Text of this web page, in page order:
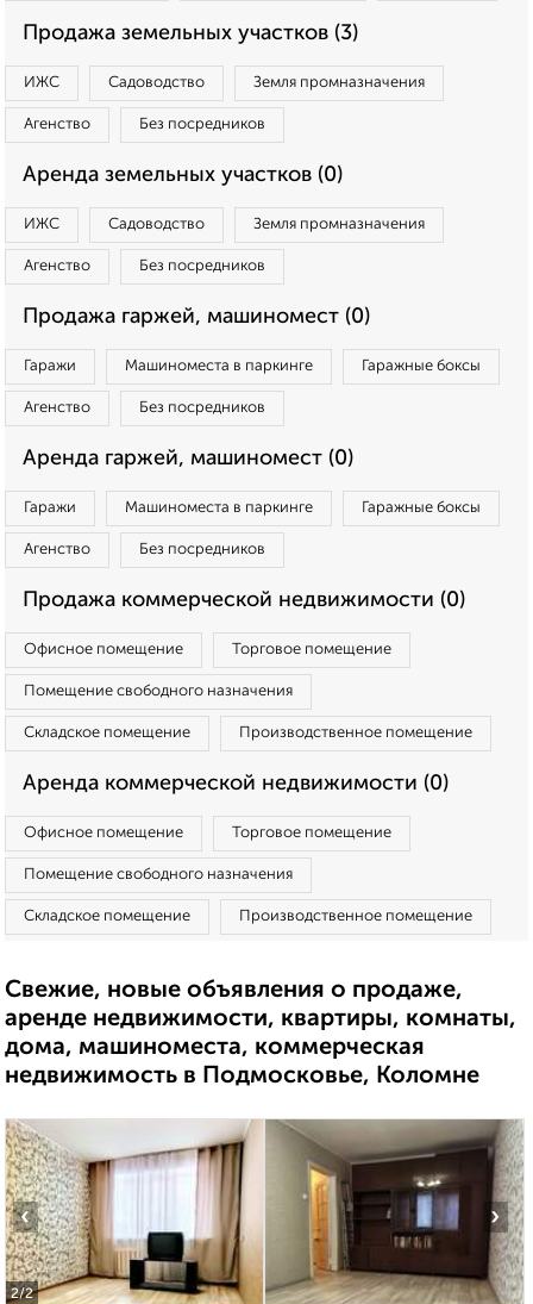
Продажа земельных участков (3)
ИЖС Садоводство Земля промназначения
Агенство Без посредников
Аренда земельных участков (0)
ИЖС Садоводство Земля промназначения
Агенство Без посредников
Продажа гаржей, машиномест (0)
Гаражи Машиноместа в паркинге Гаражные боксы
Агенство Без посредников
Аренда гаржей, машиномест (0)
Гаражи Машиноместа в паркинге Гаражные боксы
Агенство Без посредников
Продажа коммерческой недвижимости (0)
Офисное помещение Торговое помещение
Помещение свободного назначения
Складское помещение Производственное помещение
Аренда коммерческой недвижимости (0)
Офисное помещение Торговое помещение
Помещение свободного назначения
Складское помещение Производственное помещение
Свежие, новые объявления о продаже,
аренде недвижимости, квартиры, комнаты,
дома, машиноместа, коммерческая
недвижимость в Подмосковье, Коломне
2/2
‹ ›